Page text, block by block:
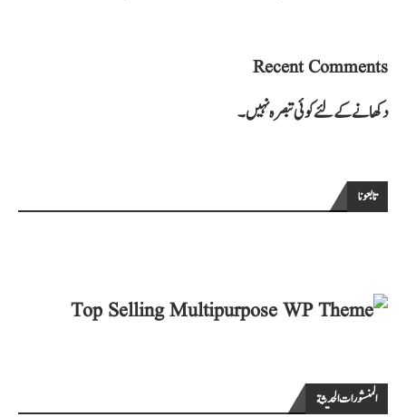
Recent Comments
دکھانے کے لئے کوئی تبصرہ نہیں۔
تابعونا
المنشورات الحديثة